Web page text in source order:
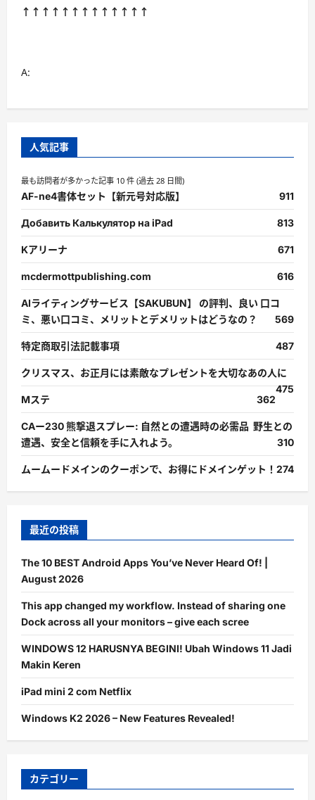
↑↑↑↑↑↑↑↑↑↑↑↑↑
A:
人気記事
最も訪問者が多かった記事 10 件 (過去 28 日間)
AF-ne4書体セット【新元号対応版】 911
Добавить Калькулятор на iPad 813
Kアリーナ 671
mcdermottpublishing.com 616
AIライティングサービス【SAKUBUN】 の評判、良い 口コ
ミ、悪い口コミ、メリットとデメリットはどうなの？
569
特定商取引法記載事項 487
クリスマス、お正月には素敵なプレゼントを大切なあの人に
475
Mステ
362
CAー230 熊撃退スプレー: 自然との遭遇時の必需品 野生との
遭遇、安全と信頼を手に入れよう。
310
ムームードメインのクーポンで、お得にドメインゲット！ 274
最近の投稿
The 10 BEST Android Apps You’ve Never Heard Of! |
August 2026
This app changed my workflow. Instead of sharing one
Dock across all your monitors – give each scree
WINDOWS 12 HARUSNYA BEGINI! Ubah Windows 11 Jadi
Makin Keren
iPad mini 2 com Netflix
Windows K2 2026 – New Features Revealed!
カテゴリー